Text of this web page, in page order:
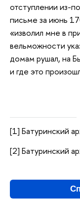
отступлении из-
письме за июнь
«изволил мне в
вельможности
домам рушал, на
и где это
[1] Батуринский
[2] Батуринский